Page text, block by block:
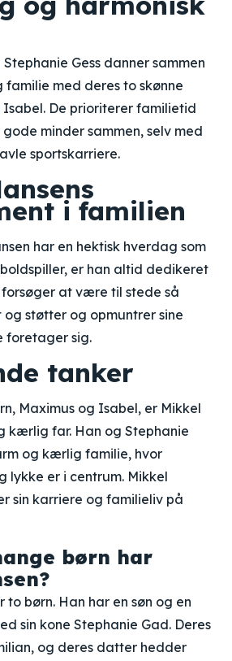
Gess danner sammen
med deres to skønne
Isabel. De prioriterer familietid
minder sammen, selv med
sportskarriere.
i familien
har en hektisk hverdag som
er han altid dedikeret
at være til stede så
og støtter og opmuntrer sine
foretager sig.
tanker
Maximus og Isabel, er Mikkel
kærlig far. Han og Stephanie
og kærlig familie, hvor
lykke er i centrum. Mikkel
sin karriere og familieliv på
børn har
to børn. Han har en søn og en
sin kone Stephanie Gad. Deres
og deres datter hedder